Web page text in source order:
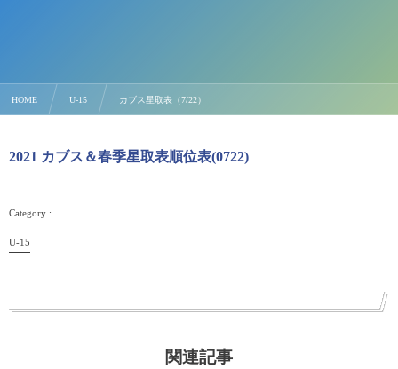
HOME U-15 カブス星取表（7/22）
2021 カブス＆春季星取表順位表(0722)
U-15
関連記事